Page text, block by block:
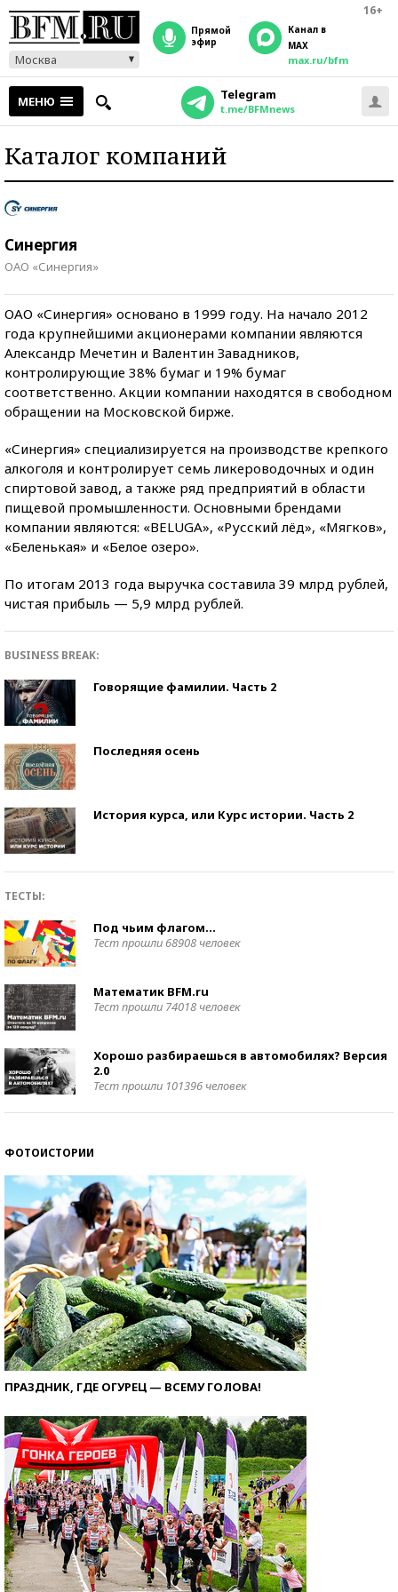
16+
Москва
прямой
эфир
Канал в
MAX
max.ru/bfm
МЕНЮ Telegram
t.me/BFMnews
Каталог компаний
Синергия
ОАО «Синергия»
ОАО «Синергия» основано в 1999 году. На начало 2012
года крупнейшими акционерами компании являются
Александр Мечетин и Валентин Завадников,
контролирующие 38% бумаг и 19% бумаг
соответственно. Акции компании находятся в свободном
обращении на Московской бирже.
«Синергия» специализируется на производстве крепкого
алкоголя и контролирует семь ликероводочных и один
спиртовой завод, а также ряд предприятий в области
пищевой промышленности. Основными брендами
компании являются: «BELUGA», «Русский лёд», «Мягков»,
«Беленькая» и «Белое озеро».
По итогам 2013 года выручка составила 39 млрд рублей,
чистая прибыль — 5,9 млрд рублей.
BUSINESS BREAK:
Говорящие фамилии. Часть 2
Последняя осень
История курса, или Курс истории. Часть 2
ТЕСТЫ:
Под чьим флагом…
Тест прошли 68908 человек
Математик BFM.ru
Тест прошли 74018 человек
Хорошо разбираешься в автомобилях? Версия
2.0
Тест прошли 101396 человек
ФОТОИСТОРИИ
ПРАЗДНИК, ГДЕ ОГУРЕЦ — ВСЕМУ ГОЛОВА!